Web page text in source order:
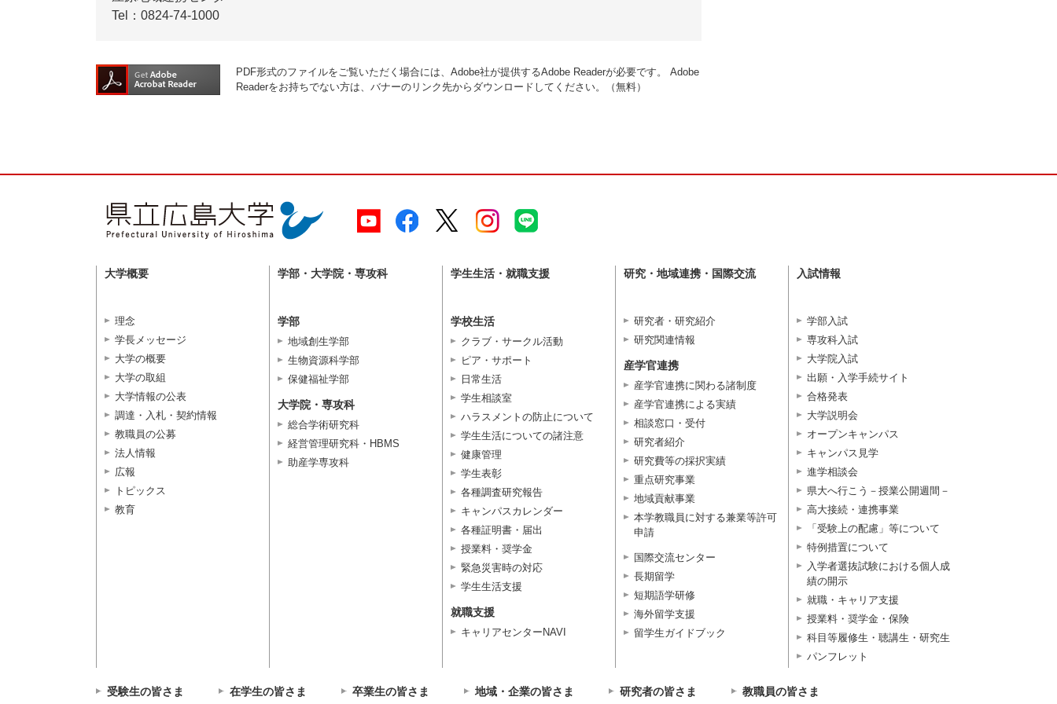
Tel：0824-74-1000
PDF形式のファイルをご覧いただく場合には、Adobe社が提供するAdobe Readerが必要です。
Adobe
Readerをお持ちでない方は、バナーのリンク先からダウンロードしてください。（無料）
大学概要
理念
学長メッセージ
大学の概要
大学の取組
大学情報の公表
調達・入札・契約情報
教職員の公募
法人情報
広報
トピックス
教育
学部・大学院・専攻科
学部
地域創生学部
生物資源科学部
保健福祉学部
大学院・専攻科
総合学術研究科
経営管理研究科・HBMS
助産学専攻科
学生生活・就職支援
学校生活
クラブ・サークル活動
ピア・サポート
日常生活
学生相談室
ハラスメントの防止について
学生生活についての諸注意
健康管理
学生表彰
各種調査研究報告
キャンパスカレンダー
各種証明書・届出
授業料・奨学金
緊急災害時の対応
学生生活支援
就職支援
キャリアセンターNAVI
研究・地域連携・国際交流
研究者・研究紹介
研究関連情報
産学官連携
産学官連携に関わる諸制度
産学官連携による実績
相談窓口・受付
研究者紹介
研究費等の採択実績
重点研究事業
地域貢献事業
本学教職員に対する兼業等許可
申請
国際交流センター
長期留学
短期語学研修
海外留学支援
留学生ガイドブック
入試情報
学部入試
専攻科入試
大学院入試
出願・入学手続サイト
合格発表
大学説明会
オープンキャンパス
キャンパス見学
進学相談会
県大へ行こう－授業公開週間－
高大接続・連携事業
「受験上の配慮」等について
特例措置について
入学者選抜試験における個人成
績の開示
就職・キャリア支援
授業料・奨学金・保険
科目等履修生・聴講生・研究生
パンフレット
受験生の皆さま 在学生の皆さま 卒業生の皆さま 地域・企業の皆さま 研究者の皆さま 教職員の皆さま